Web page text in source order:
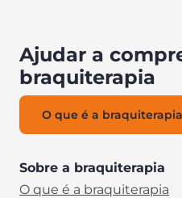
Ajudar a
braquiterapia
O que é a braquiterapia
Sobre a braquiterapia
O que é a braquiterapia